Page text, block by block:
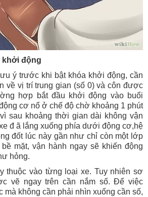
khởi động
ý trước khi bật khóa khởi động, cần
về vị trí trung gian (số 0) và côn được
hợp bắt đầu khởi động vào buổi
cơ nổ ở chế độ chờ khoảng 1 phút
sau khoảng thời gian dài không vận
đ ã lắng xuống phía dưới động cơ,hệ
đốt lúc này gần như chỉ còn một lớp
mặt, vận hành ngay sẽ khiến động
hỏng.
thuộc vào từng loại xe. Tuy nhiên sơ
vẽ ngay trên cần nắm số. Để việc
mà không cần phải nhìn xuống cần số,